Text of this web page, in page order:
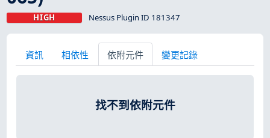
HIGH Nessus Plugin ID 181347
資訊 相依性 依附元件 變更記錄
找不到依附元件